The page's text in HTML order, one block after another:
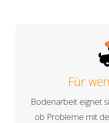
Für
Bodenarbeit eignet
ob Probleme mit